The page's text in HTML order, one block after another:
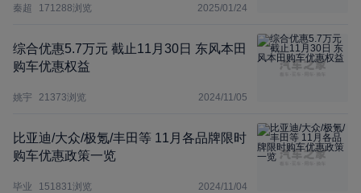
秦超 171288浏览 2025/01/24
综合优惠5.7万元 截止11月30日 东风本田
购车优惠权益
姚宇 21373浏览 2024/11/05
比亚迪/大众/极氪/丰田等 11月各品牌限时
购车优惠政策一览
毕业 151831浏览 2024/11/04